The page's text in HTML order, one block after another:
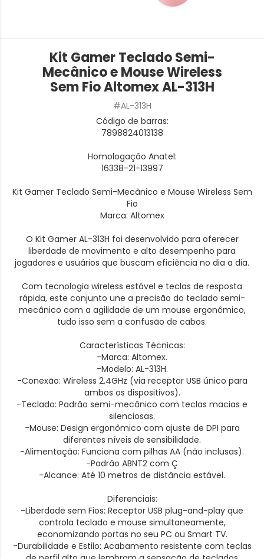
Kit Gamer Teclado Semi-
Mecânico e Mouse Wireless
Sem Fio Altomex AL-313H
#AL-313H
Código de barras:
7898824013138
Homologação Anatel:
16338-21-13997
Kit Gamer Teclado Semi-Mecânico e Mouse Wireless Sem
Fio
Marca: Altomex
O Kit Gamer AL-313H foi desenvolvido para oferecer
liberdade de movimento e alto desempenho para
jogadores e usuários que buscam eficiência no dia a dia.
Com tecnologia wireless estável e teclas de resposta
rápida, este conjunto une a precisão do teclado semi-
mecânico com a agilidade de um mouse ergonômico,
tudo isso sem a confusão de cabos.
Características Técnicas:
-Marca: Altomex.
-Modelo: AL-313H.
-Conexão: Wireless 2.4GHz (via receptor USB único para
ambos os dispositivos).
-Teclado: Padrão semi-mecânico com teclas macias e
silenciosas.
-Mouse: Design ergonômico com ajuste de DPI para
diferentes níveis de sensibilidade.
-Alimentação: Funciona com pilhas AA (não inclusas).
-Padrão ABNT2 com Ç
-Alcance: Até 10 metros de distância estável.
Diferenciais:
-Liberdade sem Fios: Receptor USB plug-and-play que
controla teclado e mouse simultaneamente,
economizando portas no seu PC ou Smart TV.
-Durabilidade e Estilo: Acabamento resistente com teclas